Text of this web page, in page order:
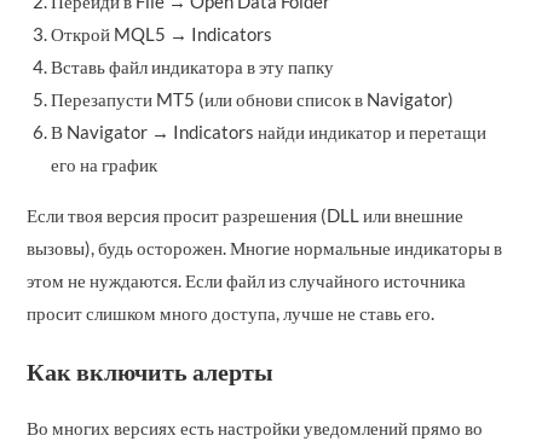
Открой MQL5 → Indicators
Вставь файл индикатора в эту папку
Перезапусти MT5 (или обнови список в Navigator)
В Navigator → Indicators найди индикатор и перетащи
его на график
Если твоя версия просит разрешения (DLL или внешние
вызовы), будь осторожен. Многие нормальные индикаторы в
этом не нуждаются. Если файл из случайного источника
просит слишком много доступа, лучше не ставь его.
Как включить алерты
Во многих версиях есть настройки уведомлений прямо во